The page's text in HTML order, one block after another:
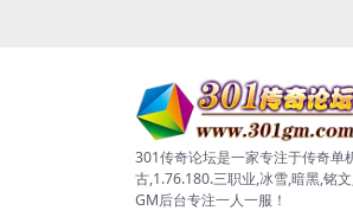
301传奇论坛是一家专注于传奇单
古,1.76.180.三职业,冰雪,暗黑,铭
GM后台专注一人一服！